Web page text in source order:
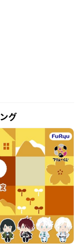
グ